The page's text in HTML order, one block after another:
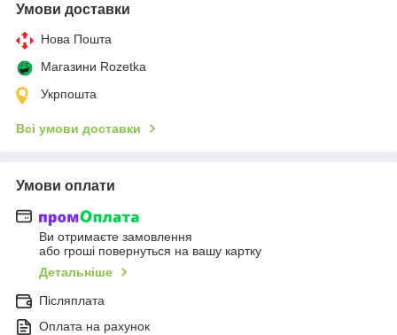
Умови доставки
Нова Пошта
Магазини Rozetka
Укрпошта
Всі умови доставки
Умови оплати
Ви отримаєте замовлення
або гроші повернуться на вашу картку
Детальніше
Післяплата
Оплата на рахунок